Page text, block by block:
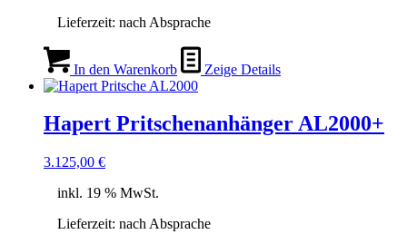
Lieferzeit: nach Absprache
In den Warenkorb Zeige Details
Hapert Pritschenanhänger AL2000+
3.125,00 €
inkl. 19 % MwSt.
Lieferzeit: nach Absprache